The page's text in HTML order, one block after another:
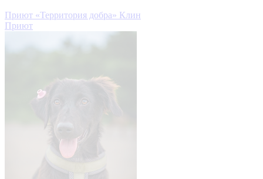
Приют «Территория добра» Клин
Приют